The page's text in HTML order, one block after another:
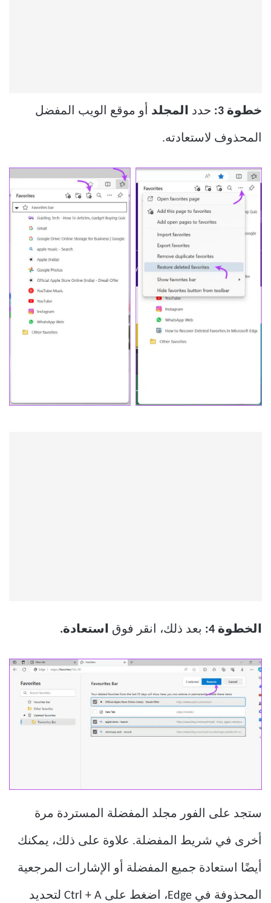
خطوة 3: حدد المجلد أو موقع الويب المفضل
المحذوف لاستعادته.
الخطوة 4: بعد ذلك، انقر فوق استعادة.
ستجد على الفور مجلد المفضلة المستردة مرة
أخرى في شريط المفضلة. علاوة على ذلك، يمكنك
أيضًا استعادة جميع المفضلة أو الإشارات المرجعية
المحذوفة في Edge، اضغط على Ctrl + A لتحديد